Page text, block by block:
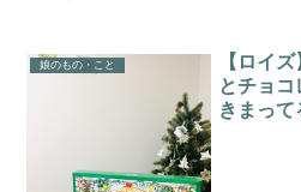
娘のもの・こと
【ロイ
とチョ
きまって